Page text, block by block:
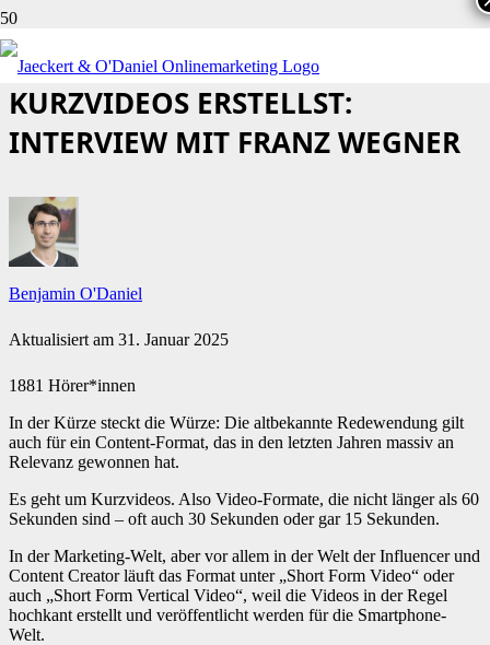
WIE DU RICHTIG GUTE
KURZVIDEOS ERSTELLST:
INTERVIEW MIT FRANZ WEGNER
Benjamin O'Daniel
Aktualisiert am 31. Januar 2025
1881 Hörer*innen
In der Kürze steckt die Würze: Die altbekannte Redewendung gilt
auch für ein Content-Format, das in den letzten Jahren massiv an
Relevanz gewonnen hat.
Es geht um Kurzvideos. Also Video-Formate, die nicht länger als 60
Sekunden sind – oft auch 30 Sekunden oder gar 15 Sekunden.
In der Marketing-Welt, aber vor allem in der Welt der Influencer und
Content Creator läuft das Format unter „Short Form Video“ oder
auch „Short Form Vertical Video“, weil die Videos in der Regel
hochkant erstellt und veröffentlicht werden für die Smartphone-
Welt.